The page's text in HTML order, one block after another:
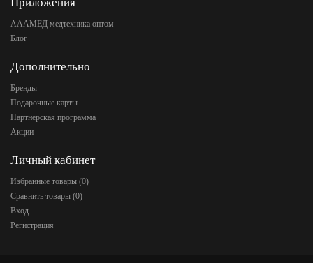
АААМЕД медтехника оптом
Блог
Дополнительно
Бренды
Подарочные карты
Партнерская программа
Акции
Личный кабинет
Избранные товары (0)
Сравнить товары (0)
Вход
Регистрация